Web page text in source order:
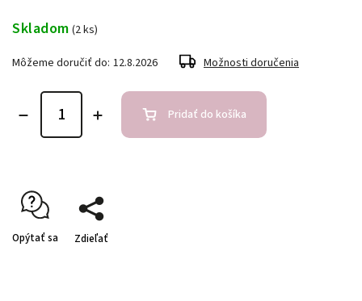
Skladom (2 ks)
Môžeme doručiť do: 12.8.2026 Možnosti doručenia
Pridať do košíka
Opýtať sa Zdieľať